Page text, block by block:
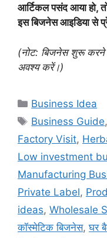
आर्टिकल पसंद आया हो,
इस बिजनेस आइडिया से
(नोट: बिजनेस शुरू करने
अवश्य करें।)
Categories
Business Idea
Tags
Business Guide,
Factory Visit,
Low investment
Manufacturing
Private Label,
ideas, Wholesale
कॉस्मेटिक बिजनेस,घर